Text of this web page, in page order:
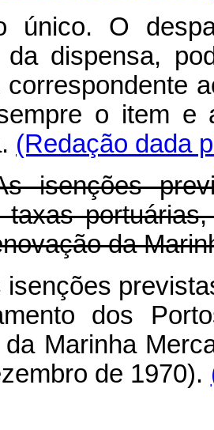
único. O
da dispensa,
correspondente
o item e
(Redação dada
isenções
taxas
da
isenções
dos
Marinha
de 1970).